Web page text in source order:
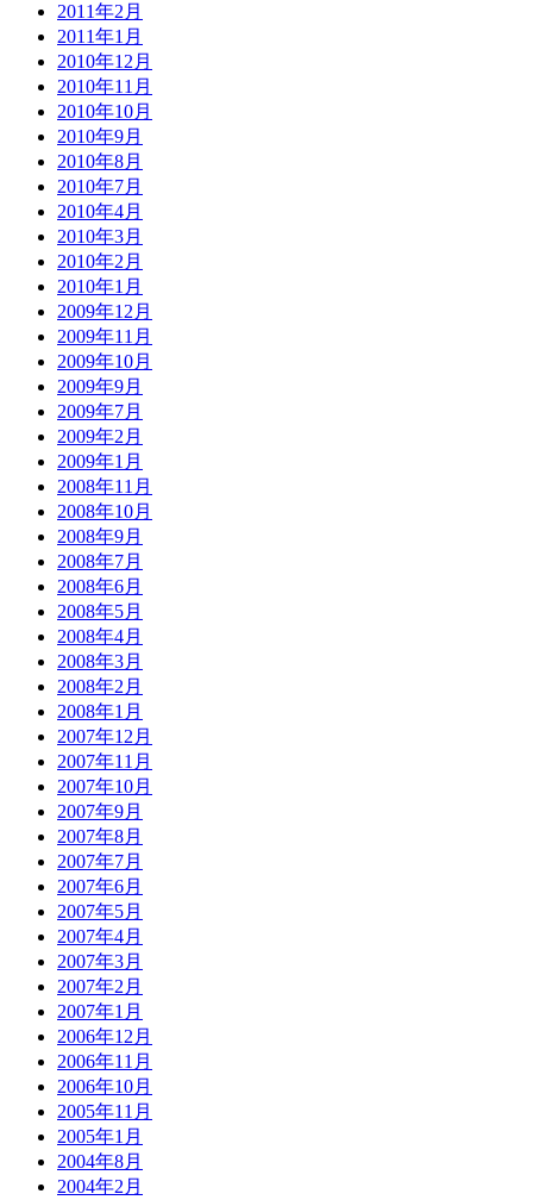
2011年2月
2011年1月
2010年12月
2010年11月
2010年10月
2010年9月
2010年8月
2010年7月
2010年4月
2010年3月
2010年2月
2010年1月
2009年12月
2009年11月
2009年10月
2009年9月
2009年7月
2009年2月
2009年1月
2008年11月
2008年10月
2008年9月
2008年7月
2008年6月
2008年5月
2008年4月
2008年3月
2008年2月
2008年1月
2007年12月
2007年11月
2007年10月
2007年9月
2007年8月
2007年7月
2007年6月
2007年5月
2007年4月
2007年3月
2007年2月
2007年1月
2006年12月
2006年11月
2006年10月
2005年11月
2005年1月
2004年8月
2004年2月